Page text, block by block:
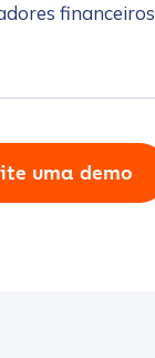
financeiros
uma demo